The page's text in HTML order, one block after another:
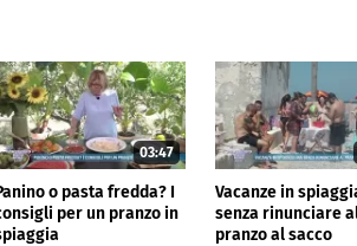
03:47
o pasta fredda? I
per un pranzo in
Vacanze in
senza rinunciare
pranzo al sacco